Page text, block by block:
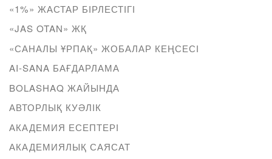
«1%» ЖАСТАР БІРЛЕСТІГІ
«JAS OTAN» ЖҚ
«САНАЛЫ ҰРПАҚ» ЖОБАЛАР КЕҢСЕСІ
AI-SANA БАҒДАРЛАМА
BOLASHAQ ЖАЙЫНДА
АВТОРЛЫҚ КУӘЛІК
АКАДЕМИЯ ЕСЕПТЕРІ
АКАДЕМИЯЛЫҚ САЯСАТ